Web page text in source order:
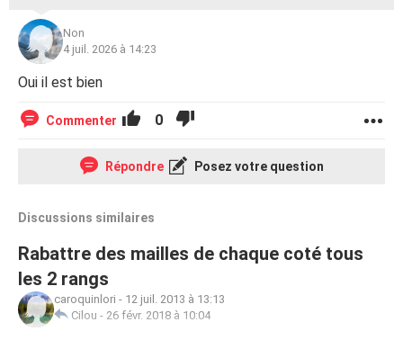
Non
4 juil. 2026 à 14:23
Oui il est bien
Commenter 0
Répondre Posez votre question
Discussions similaires
Rabattre des mailles de chaque coté tous
les 2 rangs
caroquinlori - 12 juil. 2013 à 13:13
Cilou - 26 févr. 2018 à 10:04